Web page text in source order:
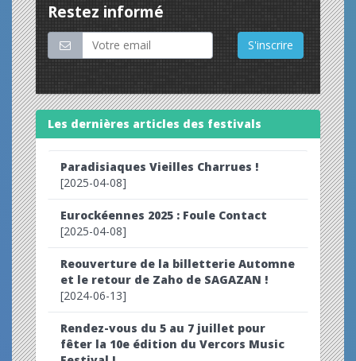
Restez informé
S'inscrire
Les dernières articles des festivals
Paradisiaques Vieilles Charrues !
[2025-04-08]
Eurockéennes 2025 : Foule Contact
[2025-04-08]
Reouverture de la billetterie Automne
et le retour de Zaho de SAGAZAN !
[2024-06-13]
Rendez-vous du 5 au 7 juillet pour
fêter la 10e édition du Vercors Music